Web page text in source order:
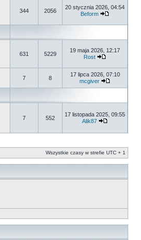
344 2056
20 stycznia 2026, 04:54
Beform
631 5229
19 maja 2026, 12:17
Rost
7 8
17 lipca 2026, 07:10
mcgiver
7 552
17 listopada 2025, 09:55
Alik87
Wszystkie czasy w strefie UTC + 1